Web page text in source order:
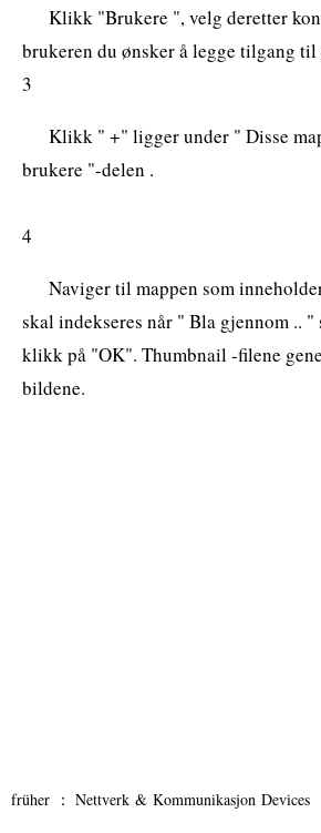
Klikk "Brukere ", velg deretter
brukeren du ønsker å legge tilgang
3
Klikk " +" ligger under " Disse
brukere "-delen .
4
Naviger til mappen som
skal indekseres når " Bla gjennom .. "
klikk på "OK". Thumbnail -filene
bildene.
früher ： Nettverk & Kommunikasjon Devices